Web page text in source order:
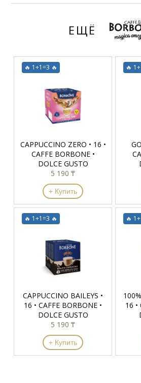
ЕЩЁ
🔥 1+1=3 🔥
CAPPUCCINO ZERO • 16 •
CAFFE BORBONE •
DOLCE GUSTO
5 190 ₸
+ Купить
🔥
🔥 1+1=3 🔥
CAPPUCCINO BAILEYS •
16 • CAFFE BORBONE •
DOLCE GUSTO
5 190 ₸
+ Купить
🔥
16 •